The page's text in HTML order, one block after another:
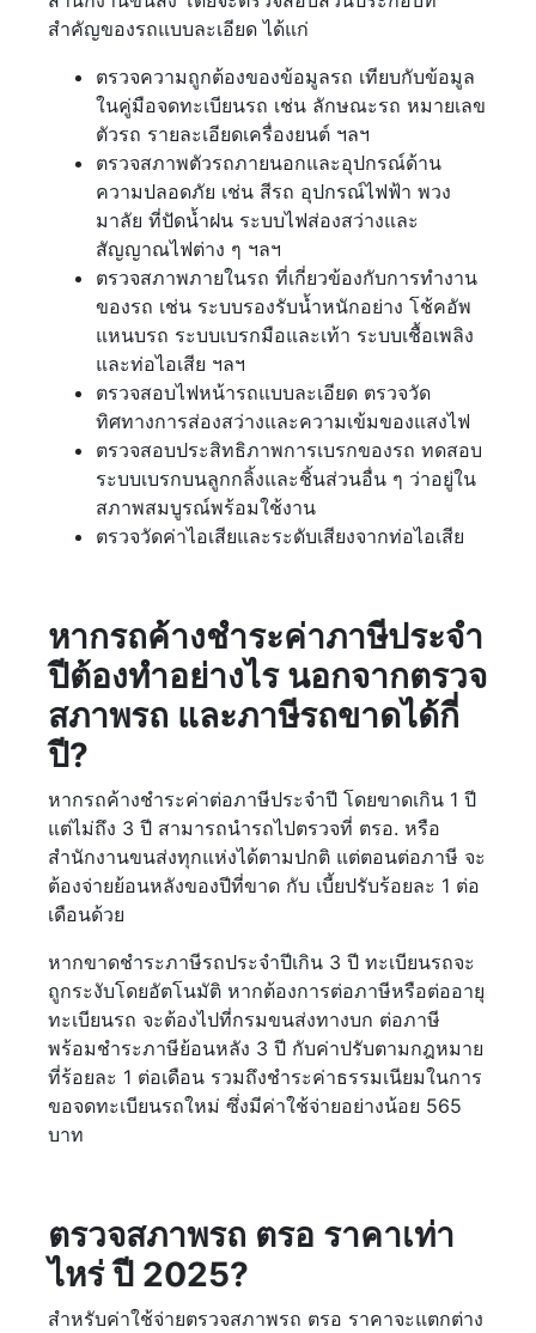
สำคัญของรถแบบละเอียด ได้แก่
ตรวจความถูกต้องของข้อมูลรถ เทียบกับข้อมูล
ในคู่มือจดทะเบียนรถ เช่น ลักษณะรถ หมายเลข
ตัวรถ รายละเอียดเครื่องยนต์ ฯลฯ
ตรวจสภาพตัวรถภายนอกและอุปกรณ์ด้าน
ความปลอดภัย เช่น สีรถ อุปกรณ์ไฟฟ้า พวง
มาลัย ที่ปัดน้ำฝน ระบบไฟส่องสว่างและ
สัญญาณไฟต่าง ๆ ฯลฯ
ตรวจสภาพภายในรถ ที่เกี่ยวข้องกับการทำงาน
ของรถ เช่น ระบบรองรับน้ำหนักอย่าง โช้คอัพ
แหนบรถ ระบบเบรกมือและเท้า ระบบเชื้อเพลิง
และท่อไอเสีย ฯลฯ
ตรวจสอบไฟหน้ารถแบบละเอียด ตรวจวัด
ทิศทางการส่องสว่างและความเข้มของแสงไฟ
ตรวจสอบประสิทธิภาพการเบรกของรถ ทดสอบ
ระบบเบรกบนลูกกลิ้งและชิ้นส่วนอื่น ๆ ว่าอยู่ใน
สภาพสมบูรณ์พร้อมใช้งาน
ตรวจวัดค่าไอเสียและระดับเสียงจากท่อไอเสีย
หากรถค้างชำระค่าภาษีประจำ
ปีต้องทำอย่างไร นอกจากตรวจ
สภาพรถ และภาษีรถขาดได้กี่
ปี?
หากรถค้างชำระค่าต่อภาษีประจำปี โดยขาดเกิน 1 ปี
แต่ไม่ถึง 3 ปี สามารถนำรถไปตรวจที่ ตรอ. หรือ
สำนักงานขนส่งทุกแห่งได้ตามปกติ แต่ตอนต่อภาษี จะ
ต้องจ่ายย้อนหลังของปีที่ขาด กับ เบี้ยปรับร้อยละ 1 ต่อ
เดือนด้วย
หากขาดชำระภาษีรถประจำปีเกิน 3 ปี ทะเบียนรถจะ
ถูกระงับโดยอัตโนมัติ หากต้องการต่อภาษีหรือต่ออายุ
ทะเบียนรถ จะต้องไปที่กรมขนส่งทางบก ต่อภาษี
พร้อมชำระภาษีย้อนหลัง 3 ปี กับค่าปรับตามกฎหมาย
ที่ร้อยละ 1 ต่อเดือน รวมถึงชำระค่าธรรมเนียมในการ
ขอจดทะเบียนรถใหม่ ซึ่งมีค่าใช้จ่ายอย่างน้อย 565
บาท
ตรวจสภาพรถ ตรอ ราคาเท่า
ไหร่ ปี 2025?
สำหรับค่าใช้จ่ายตรวจสภาพรถ ตรอ ราคาจะแตกต่าง